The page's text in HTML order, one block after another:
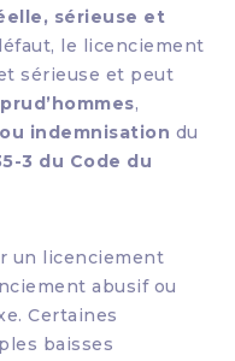
sérieuse et
le licenciement
sérieuse et peut
,
indemnisation du
3 du Code du
un licenciement
abusif ou
Certaines
baisses